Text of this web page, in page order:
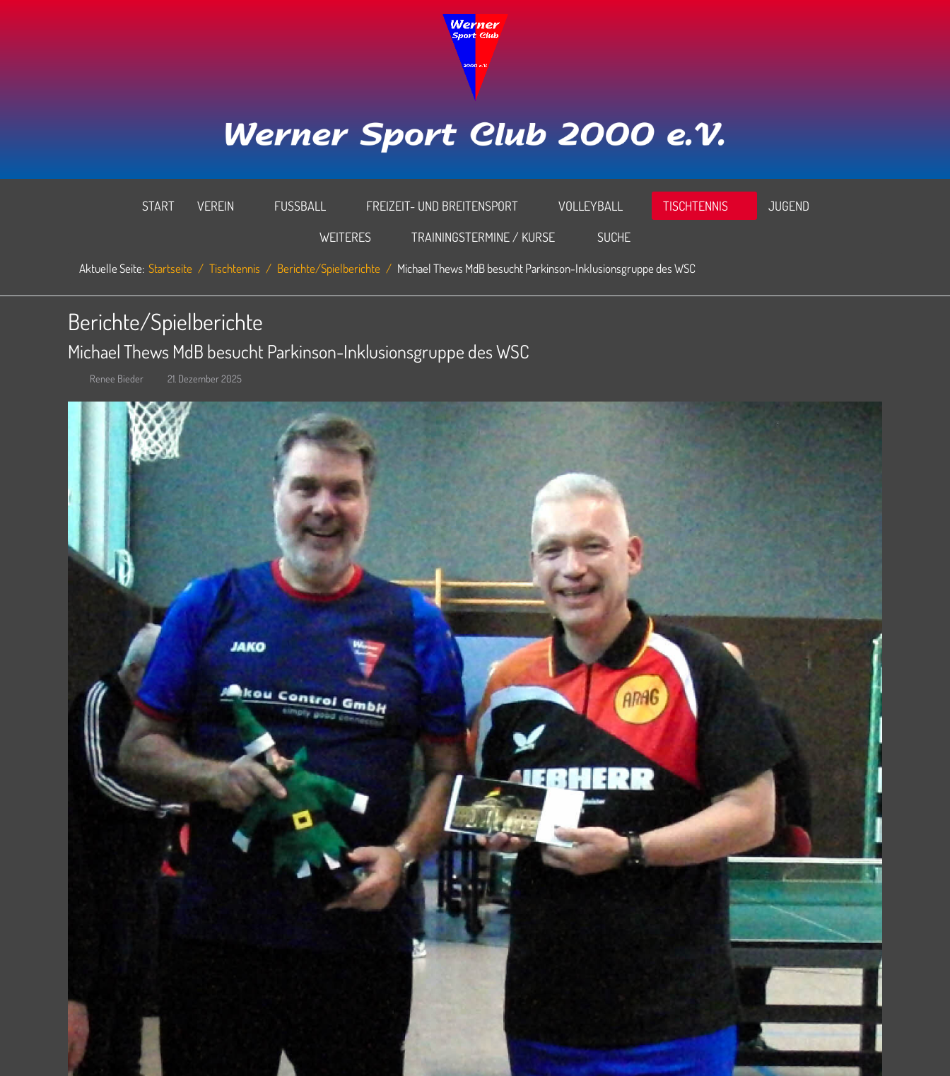
START VEREIN FUSSBALL FREIZEIT- UND BREITENSPORT VOLLEYBALL TISCHTENNIS
JUGEND
WEITERES
TRAININGSTERMINE / KURSE SUCHE
Aktuelle Seite: Startseite Tischtennis Berichte/Spielberichte Michael Thews MdB besucht Parkinson-Inklusionsgruppe des WSC
Berichte/Spielberichte
Michael Thews MdB besucht Parkinson-Inklusionsgruppe des WSC
Renee Bieder 21. Dezember 2025